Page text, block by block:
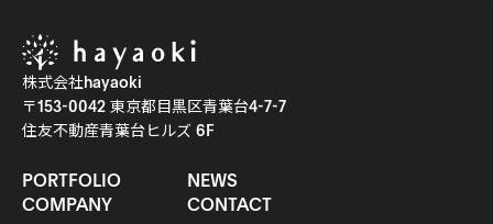
株式会社hayaoki
〒153-0042 東京都目黒区青葉台4-7-7
住友不動産青葉台ヒルズ 6F
PORTFOLIO
NEWS
COMPANY
CONTACT